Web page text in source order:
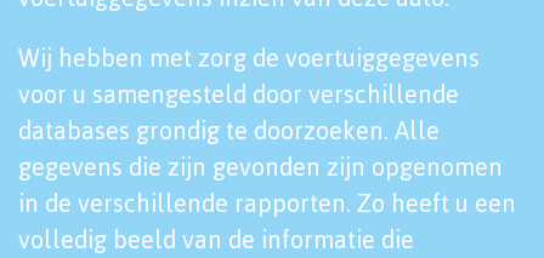
Wij hebben met zorg de voertuiggegevens
voor u samengesteld door verschillende
databases grondig te doorzoeken. Alle
gegevens die zijn gevonden zijn opgenomen
in de verschillende rapporten. Zo heeft u een
volledig beeld van de informatie die